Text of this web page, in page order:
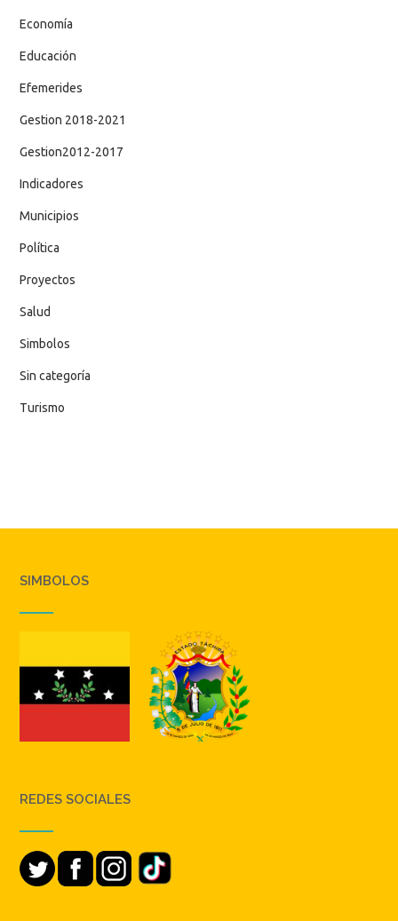
Economía
Educación
Efemerides
Gestion 2018-2021
Gestion2012-2017
Indicadores
Municipios
Política
Proyectos
Salud
Simbolos
Sin categoría
Turismo
SIMBOLOS
REDES SOCIALES